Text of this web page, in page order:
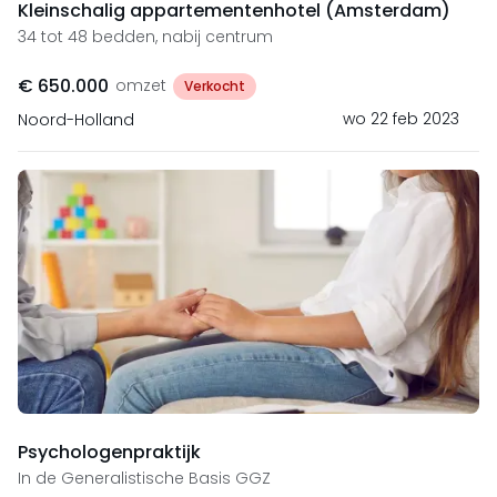
Kleinschalig appartementenhotel (Amsterdam)
34 tot 48 bedden, nabij centrum
€ 650.000 omzet Verkocht
Noord-Holland wo 22 feb 2023
Psychologenpraktijk
In de Generalistische Basis GGZ